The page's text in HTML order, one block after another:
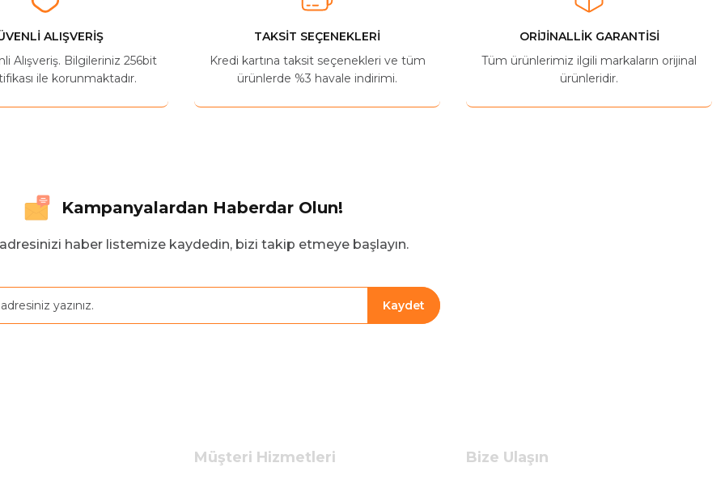
ALIŞVERİŞ
Alışveriş. Bilgileriniz 256bit
ile korunmaktadır.
TAKSİT SEÇENEKLERİ
Kredi kartına taksit seçenekleri ve tüm
ürünlerde %3 havale indirimi.
ORİJİNALLİK GARANTİSİ
Tüm ürünlerimiz ilgili markaların orijinal
ürünleridir.
Kampanyalardan Haberdar Olun!
haber listemize kaydedin, bizi takip etmeye başlayın.
Kaydet
Müşteri Hizmetleri Bize Ulaşın